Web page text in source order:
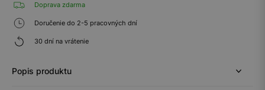
Doprava zdarma
Doručenie do 2-5 pracovných dní
30 dní na vrátenie
Popis produktu